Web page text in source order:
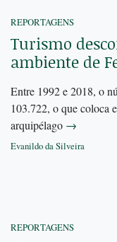
REPORTAGENS
Turismo
ambiente de
Entre 1992 e 2018, o
103.722, o que coloca
arquipélago →
Evanildo da Silveira
REPORTAGENS